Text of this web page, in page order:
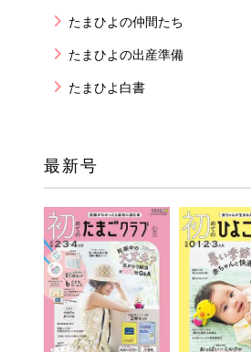
たまひよの仲間たち
たまひよの出産準備
たまひよ白書
最新号